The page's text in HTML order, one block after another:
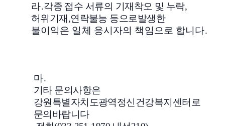
라.각종 접수 서류의 기재착오 및 누락,
허위기재 ,연락불능 등으로 발생한
불이익은 일체 응시자의 책임으로 합니다.
마.
기타 문의사항은
강원특별자치도광역정신건강복지센터로
문의바랍니다